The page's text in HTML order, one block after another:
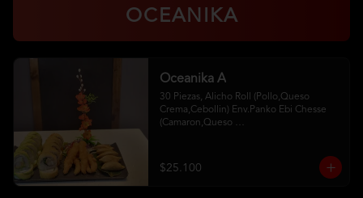
OCEANIKA
Oceanika A
30 Piezas, Alicho Roll (Pollo,Queso
Crema,Cebollin) Env.Panko Ebi Chesse
(Camaron,Queso
2Palitos - 2 Soya- 1Unagui
$25.100